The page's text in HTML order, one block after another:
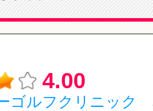
4.00
ゴルフクリニック